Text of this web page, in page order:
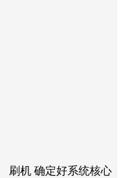
刷机 确定好系统核心